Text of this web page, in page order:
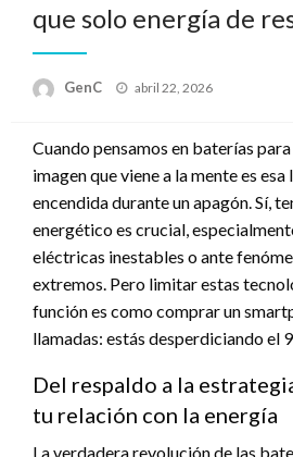
que solo energía de
GenC
Publicado
abril 22, 2026
Cuando pensamos en baterías
imagen que viene a la mente es
encendida durante un apagón. Sí,
energético es crucial,
eléctricas inestables o ante
extremos. Pero limitar estas
función es como comprar un
llamadas: estás desperdiciando el
Del respaldo a la
tu relación con la energía
La verdadera revolución de las